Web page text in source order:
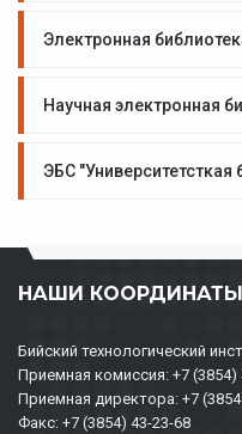
Электронная
Научная электронная
ЭБС "Университетсткая
НАШИ КООРДИНАТЫ
Бийский технологический
Приемная комиссия: +7 (3854)
Приемная директора: +7
Факс: +7 (3854) 43-23-68